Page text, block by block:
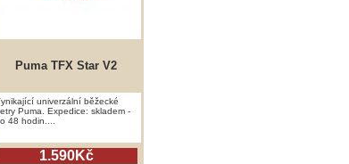
Puma TFX Star V2
univerzální běžecké
Puma. Expedice: skladem -
48 hodin....
1.590Kč